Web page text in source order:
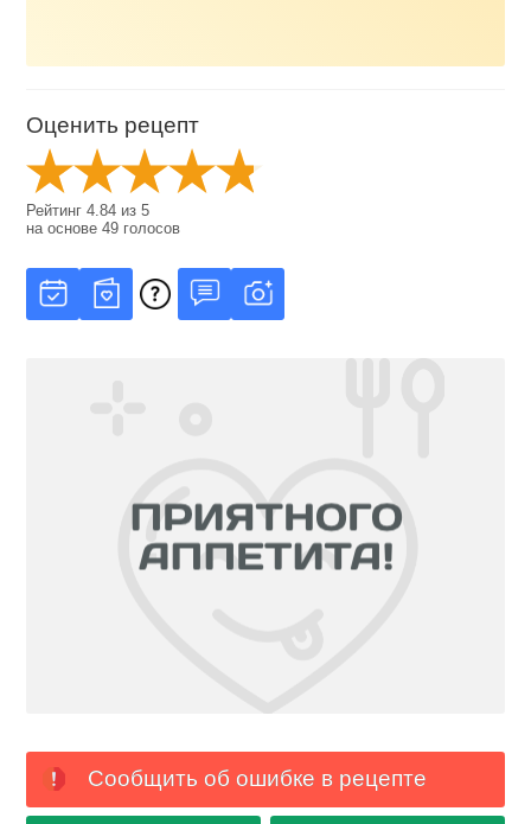
Оценить рецепт
Рейтинг4.84 из5
на основе49 голосов
Сообщить об ошибке в рецепте